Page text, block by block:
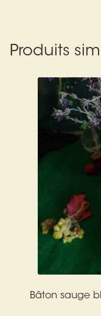
Produits
Bâton sauge